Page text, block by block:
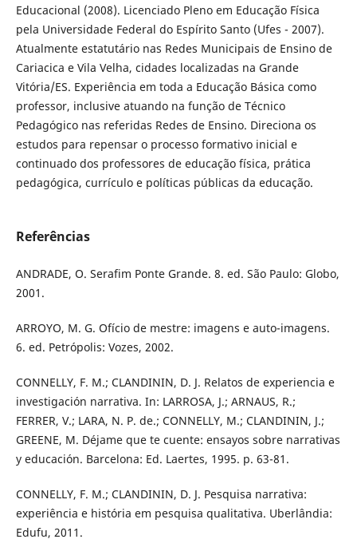
Educacional (2008). Licenciado Pleno em Educação Física
pela Universidade Federal do Espírito Santo (Ufes - 2007).
Atualmente estatutário nas Redes Municipais de Ensino de
Cariacica e Vila Velha, cidades localizadas na Grande
Vitória/ES. Experiência em toda a Educação Básica como
professor, inclusive atuando na função de Técnico
Pedagógico nas referidas Redes de Ensino. Direciona os
estudos para repensar o processo formativo inicial e
continuado dos professores de educação física, prática
pedagógica, currículo e políticas públicas da educação.
Referências
ANDRADE, O. Serafim Ponte Grande. 8. ed. São Paulo: Globo,
2001.
ARROYO, M. G. Ofício de mestre: imagens e auto-imagens.
6. ed. Petrópolis: Vozes, 2002.
CONNELLY, F. M.; CLANDININ, D. J. Relatos de experiencia e
investigación narrativa. In: LARROSA, J.; ARNAUS, R.;
FERRER, V.; LARA, N. P. de.; CONNELLY, M.; CLANDININ, J.;
GREENE, M. Déjame que te cuente: ensayos sobre narrativas
y educación. Barcelona: Ed. Laertes, 1995. p. 63-81.
CONNELLY, F. M.; CLANDININ, D. J. Pesquisa narrativa:
experiência e história em pesquisa qualitativa. Uberlândia:
Edufu, 2011.